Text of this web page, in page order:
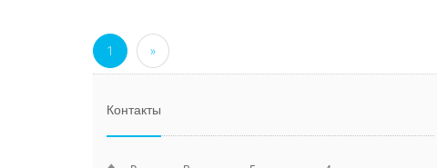
1 »
Контакты